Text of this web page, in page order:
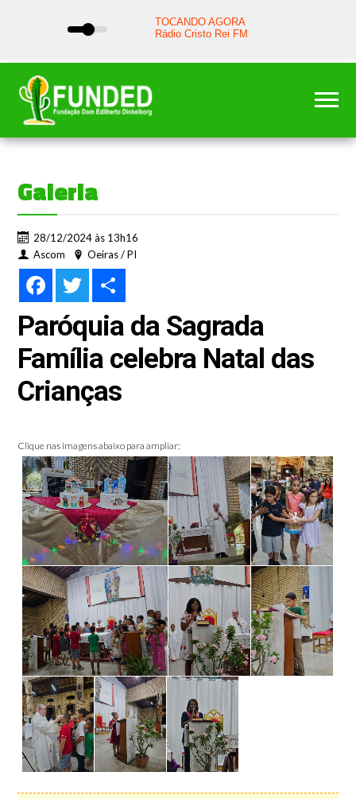
Galeria
28/12/2024 às 13h16
Ascom
Oeiras / PI
FacebookTwitter
Paróquia da Sagrada
Família celebra Natal das
Crianças
Clique nas imagens abaixo para ampliar: